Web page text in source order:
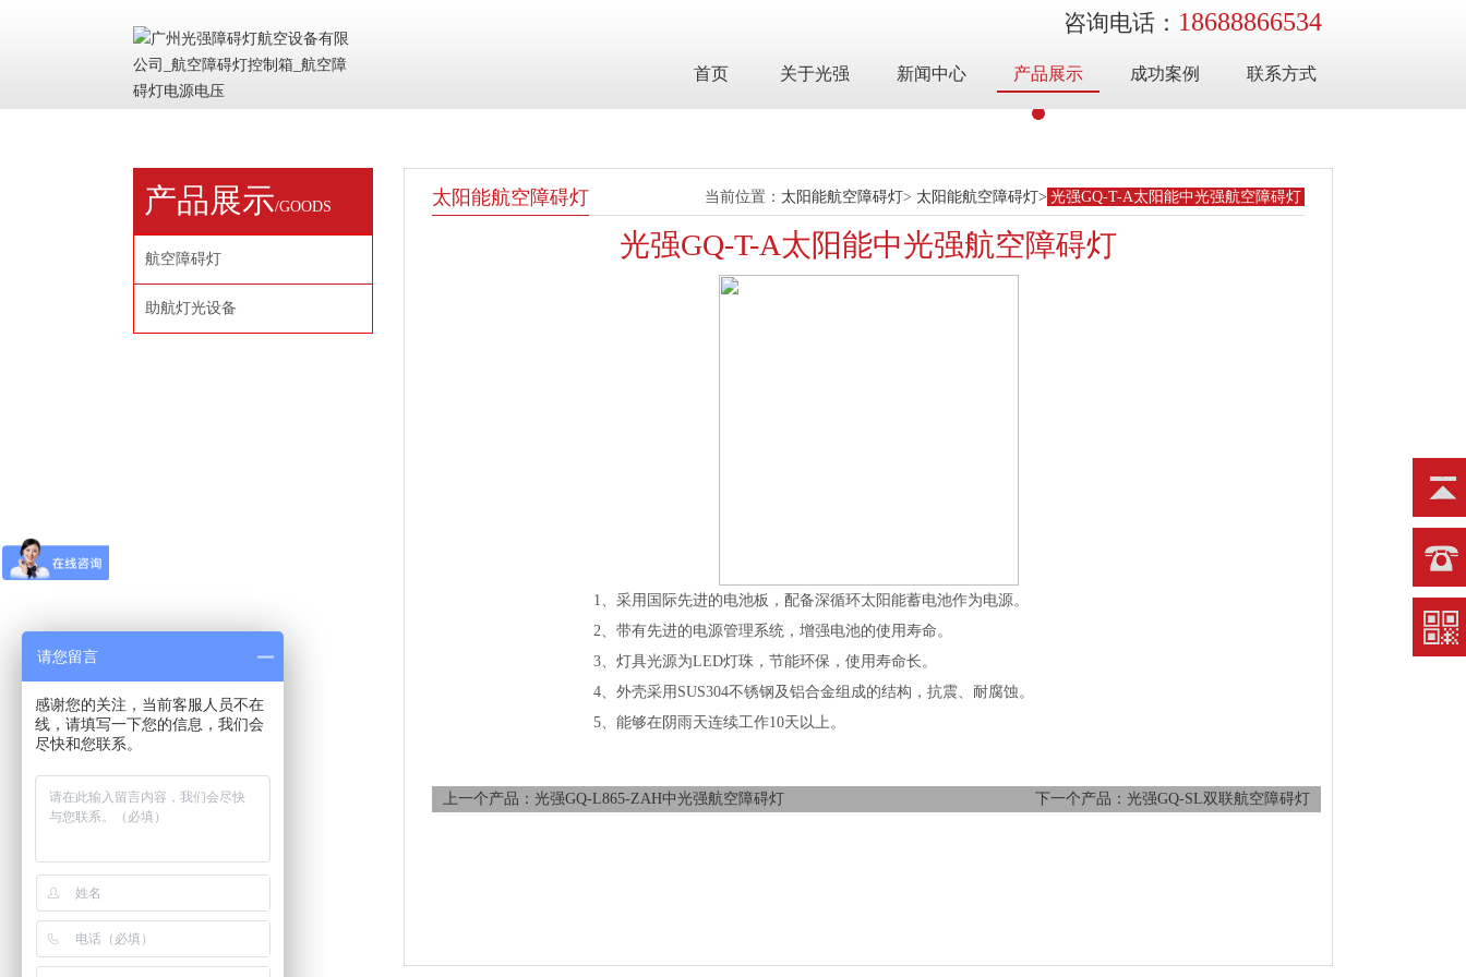
咨询电话： 18688866534
首页 关于光强 新闻中心 产品展示 成功案例 联系方式
产品展示/GOODS
航空障碍灯
助航灯光设备
太阳能航空障碍灯 当前位置： 太阳能航空障碍灯> 太阳能航空障碍灯> 光强GQ-T-A太阳能中光强航空障碍灯
光强GQ-T-A太阳能中光强航空障碍灯
1、采用国际先进的电池板，配备深循环太阳能蓄电池作为电源。
2、带有先进的电源管理系统，增强电池的使用寿命。
3、灯具光源为LED灯珠，节能环保，使用寿命长。
4、外壳采用SUS304不锈钢及铝合金组成的结构，抗震、耐腐蚀。
5、能够在阴雨天连续工作10天以上。
上一个产品：光强GQ-L865-ZAH中光强航空障碍灯 下一个产品：光强GQ-SL双联航空障碍灯
请您留言
感谢您的关注，当前客服人员不在
线，请填写一下您的信息，我们会
尽快和您联系。